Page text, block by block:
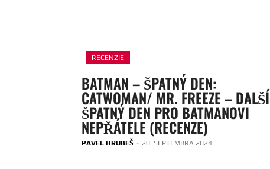
RECENZIE
BATMAN – ŠPATNÝ DEN:
CATWOMAN/ MR. FREEZE – DALŠÍ
ŠPATNÝ DEN PRO BATMANOVI
NEPŘÁTELE (RECENZE)
PAVEL HRUBEŠ - 20. SEPTEMBRA 2024